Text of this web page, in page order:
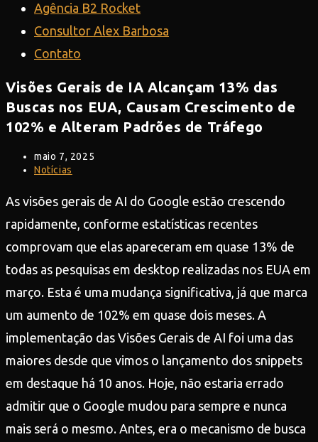
Agência B2 Rocket
Consultor Alex Barbosa
Contato
Visões Gerais de IA Alcançam 13% das
Buscas nos EUA, Causam Crescimento de
102% e Alteram Padrões de Tráfego
Post
publicado:
maio 7, 2025
Categoria
post:
Notícias
As visões gerais de AI do Google estão crescendo
rapidamente, conforme estatísticas recentes
comprovam que elas apareceram em quase 13% de
todas as pesquisas em desktop realizadas nos EUA em
março. Esta é uma mudança significativa, já que marca
um aumento de 102% em quase dois meses. A
implementação das Visões Gerais de AI foi uma das
maiores desde que vimos o lançamento dos snippets
em destaque há 10 anos. Hoje, não estaria errado
admitir que o Google mudou para sempre e nunca
mais será o mesmo. Antes, era o mecanismo de busca